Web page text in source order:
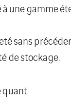
àunegamme
sans
de stockage.
quant